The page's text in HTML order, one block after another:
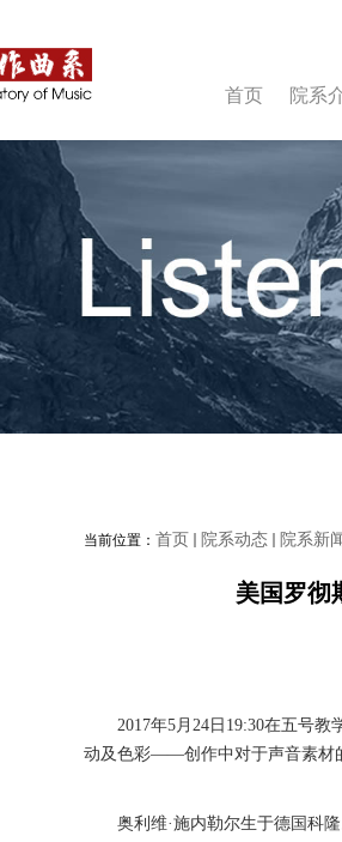
首页 院系
当前位置： 首页 院系动态 院系新
美国罗彻
2017年5月 24 日 19:30在五号教
动及色彩——创作中对于声音素材
奥利维·施内勒尔生于德国科隆